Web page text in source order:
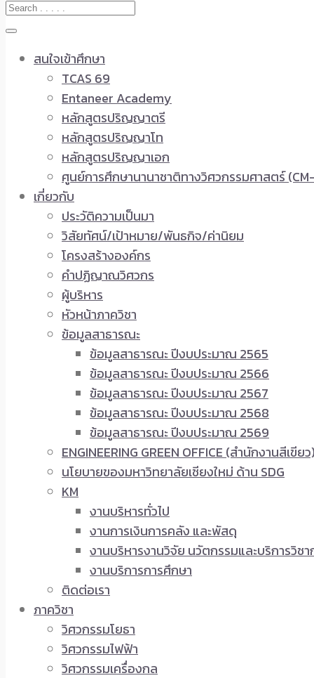
สนใจเข้าศึกษา
TCAS 69
Entaneer Academy
หลักสูตรปริญญาตรี
หลักสูตรปริญญาโท
หลักสูตรปริญญาเอก
ศูนย์การศึกษานานาชาติทางวิศวกรรมศาสตร์
เกี่ยวกับ
ประวัติความเป็นมา
วิสัยทัศน์/เป้าหมาย/พันธกิจ/ค่านิยม
โครงสร้างองค์กร
คำปฏิญาณวิศวกร
ผู้บริหาร
หัวหน้าภาควิชา
ข้อมูลสาธารณะ
ข้อมูลสาธารณะ ปีงบประมาณ 2565
ข้อมูลสาธารณะ ปีงบประมาณ 2566
ข้อมูลสาธารณะ ปีงบประมาณ 2567
ข้อมูลสาธารณะ ปีงบประมาณ 2568
ข้อมูลสาธารณะ ปีงบประมาณ 2569
ENGINEERING GREEN OFFICE (สำนักงานสีเขีย
นโยบายของมหาวิทยาลัยเชียงใหม่ ด้าน SDG
KM
งานบริหารทั่วไป
งานการเงินการคลัง และพัสดุ
งานบริหารงานวิจัย นวัตกรรมและบริการวิชา
งานบริการการศึกษา
ติดต่อเรา
ภาควิชา
วิศวกรรมโยธา
วิศวกรรมไฟฟ้า
วิศวกรรมเครื่องกล